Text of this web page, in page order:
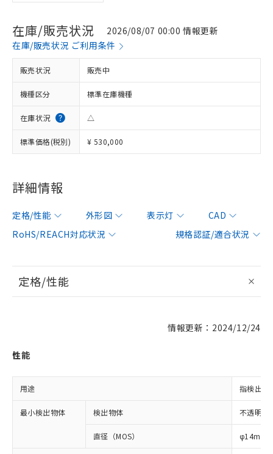
在庫/販売状況
2026/08/07 00:00 情報更新
在庫/販売状況 ご利用条件
販売状況 販売中
機種区分 標準在庫機種
在庫状況 △
標準価格(税別) ¥ 530,000
詳細情報
定格/性能 外形図 表示灯
CAD
RoHS/REACH対応状況
規格認証/適合状況
定格/性能
情報更新：2024/12/24
性能
用途 指検出用
最小検出物体 検出物体 不透明体
直径（MOS） φ14mm